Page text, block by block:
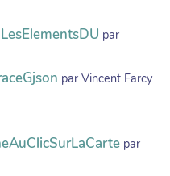
par
par Vincent Farcy
par